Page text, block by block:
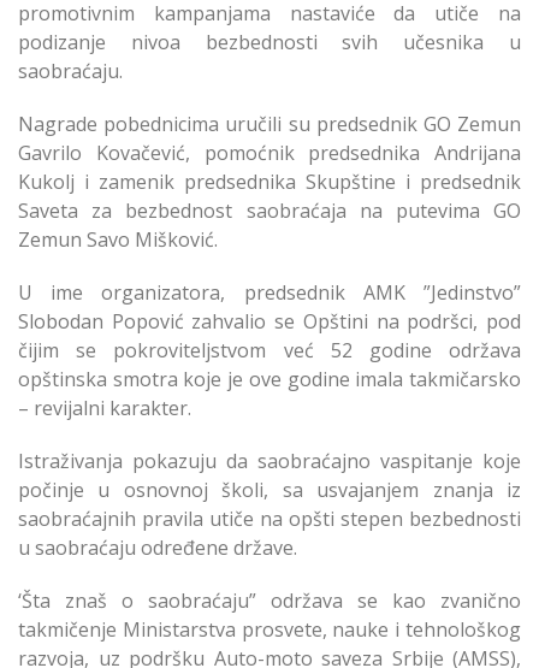
promotivnim kampanjama nastaviće da utiče na
podizanje nivoa bezbednosti svih učesnika u
saobraćaju.
Nagrade pobednicima uručili su predsednik GO Zemun
Gavrilo Kovačević, pomoćnik predsednika Andrijana
Kukolj i zamenik predsednika Skupštine i predsednik
Saveta za bezbednost saobraćaja na putevima GO
Zemun Savo Mišković.
U ime organizatora, predsednik AMK ”Jedinstvo”
Slobodan Popović zahvalio se Opštini na podršci, pod
čijim se pokroviteljstvom već 52 godine održava
opštinska smotra koje je ove godine imala takmičarsko
– revijalni karakter.
Istraživanja pokazuju da saobraćajno vaspitanje koje
počinje u osnovnoj školi, sa usvajanjem znanja iz
saobraćajnih pravila utiče na opšti stepen bezbednosti
u saobraćaju određene države.
‘Šta znaš o saobraćaju” održava se kao zvanično
takmičenje Ministarstva prosvete, nauke i tehnološkog
razvoja, uz podršku Auto-moto saveza Srbije (AMSS),